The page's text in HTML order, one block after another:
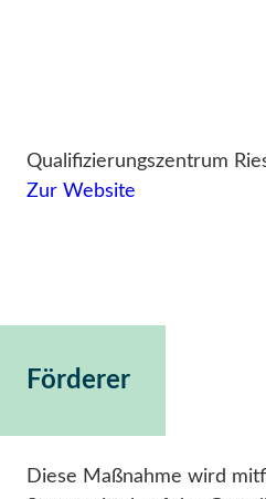
Qualifizierungszentrum
Zur Website
Förderer
Diese Maßnahme wird